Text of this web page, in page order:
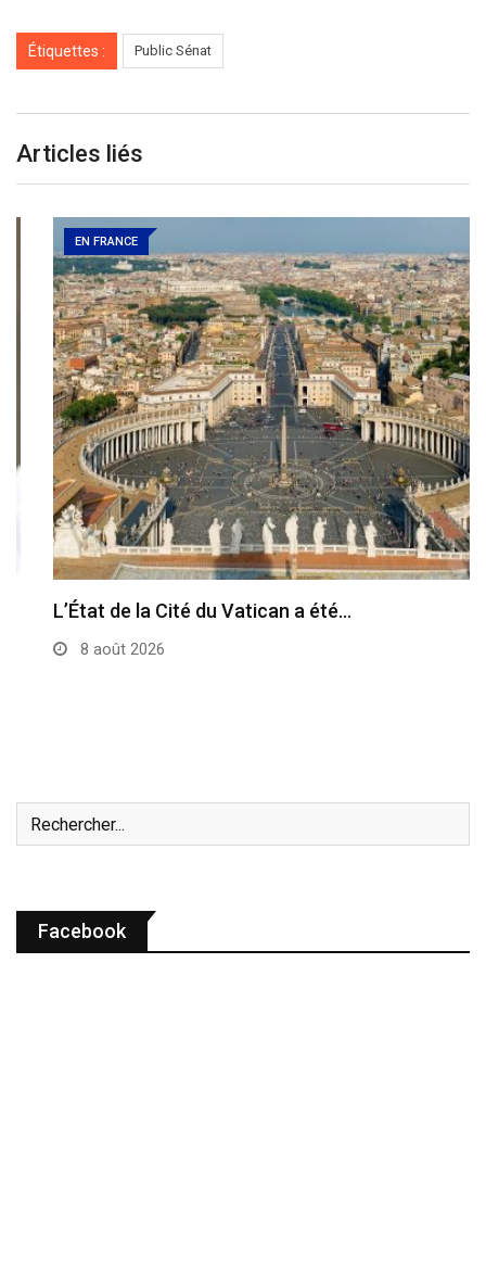
Étiquettes : Public Sénat
Articles liés
EN FRANCE
L’État de la Cité du Vatican a été…
8 août 2026
Facebook